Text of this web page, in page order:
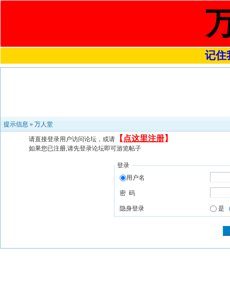
记住
提示信息 » 万人堂
请直接登录用户访问论坛，或请 【 点这里注册】
如果您已注册,请先登录论坛即可游览帖子
登录
用户名
密 码
隐身登录 是